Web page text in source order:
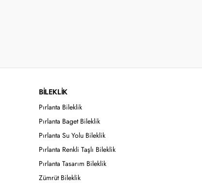
BİLEKLİK
Pırlanta Bileklik
Pırlanta Baget Bileklik
Pırlanta Su Yolu Bileklik
Pırlanta Renkli Taşlı Bileklik
Pırlanta Tasarım Bileklik
Zümrüt Bileklik